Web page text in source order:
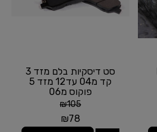
סט דיסקיות בלם מזד 3
קד מ04 עד12 מזד 5
פוקוס מ06
₪105
₪78